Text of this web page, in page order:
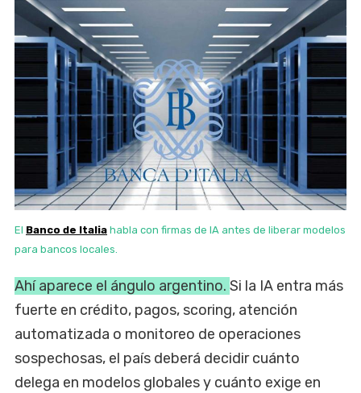
El Banco de Italia habla con firmas de IA antes de liberar modelos
para bancos locales.
Ahí aparece el ángulo argentino. Si la IA entra más
fuerte en crédito, pagos, scoring, atención
automatizada o monitoreo de operaciones
sospechosas, el país deberá decidir cuánto
delega en modelos globales y cuánto exige en